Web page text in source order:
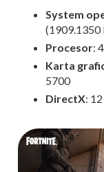
System
(1909.1350
Procesor:
Karta
5700
DirectX: 12